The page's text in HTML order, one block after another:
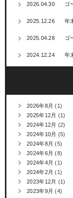
2026.04.30 ゴ
2025.12.26 年
2025.04.28 ゴ
2024.12.24 年
2026年8月 (1)
2025年12月 (1)
2024年12月 (2)
2024年10月 (5)
2024年8月 (5)
2024年6月 (8)
2024年4月 (1)
2024年2月 (1)
2023年12月 (1)
2023年9月 (4)